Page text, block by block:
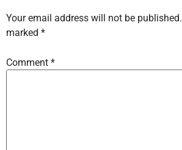
Your email address will not be published.
marked *
Comment *